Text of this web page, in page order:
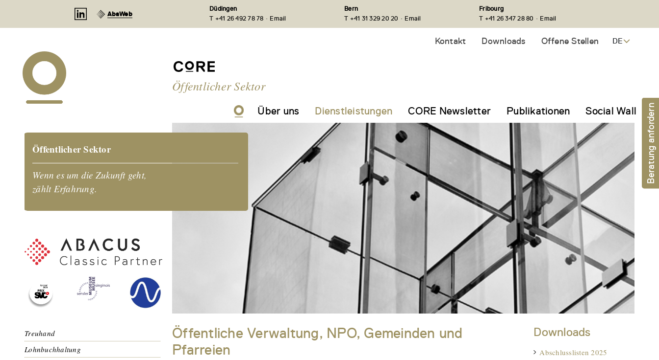
AbaWeb
Düdingen
T +41 26 492 78 78 · Email
Bern
T +41 31 329 20 20 · Email
Fribourg
T +41 26 347 28 80 · Email
Kontakt Downloads Offene Stellen DE
Öffentlicher Sektor
Über uns Dienstleistungen CORE Newsletter Publikationen Social Wall
Öffentlicher Sektor
Wenn es um die Zukunft geht,
zählt Erfahrung.
Treuhand
Lohnbuchhaltung
Öffentliche Verwaltung, NPO, Gemeinden und
Pfarreien
Downloads
Abschlusslisten 2025
Beratung anfordern